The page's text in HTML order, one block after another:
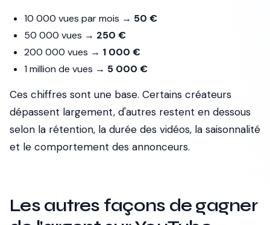
10 000 vues par mois → 50 €
50 000 vues → 250 €
200 000 vues → 1 000 €
1 million de vues → 5 000 €
Ces chiffres sont une base. Certains créateurs
dépassent largement, d'autres restent en dessous
selon la rétention, la durée des vidéos, la saisonnalité
et le comportement des annonceurs.
Les autres façons de gagner